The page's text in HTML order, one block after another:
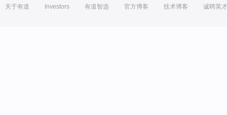
关于有道 Investors 有道智选 官方博客 技术博客 诚聘英才